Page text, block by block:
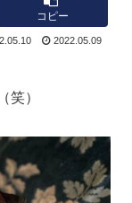
コピー
2022.05.09
笑）